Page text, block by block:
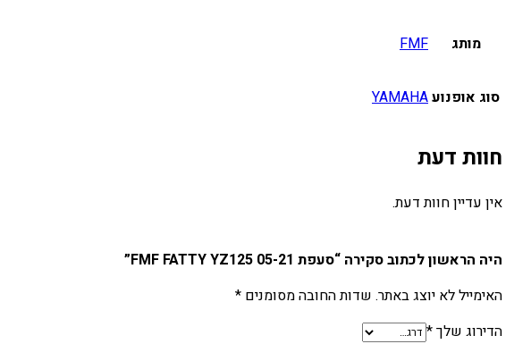
מותג FMF
סוג אופנועYAMAHA
חוות דעת
אין עדיין חוות דעת.
היה הראשון לכתוב סקירה “סעפת FMF FATTY YZ125 05-21”
האימייל לא יוצג באתר. שדות החובה מסומנים *
הדירוג שלך*